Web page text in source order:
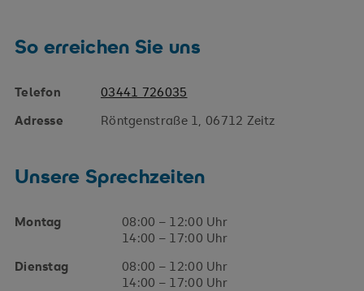
So erreichen Sie uns
Telefon
03441 726035
Adresse
Röntgenstraße 1, 06712 Zeitz
Unsere Sprechzeiten
Montag
08:00 – 12:00 Uhr
14:00 – 17:00 Uhr
Dienstag
08:00 – 12:00 Uhr
14:00 – 17:00 Uhr